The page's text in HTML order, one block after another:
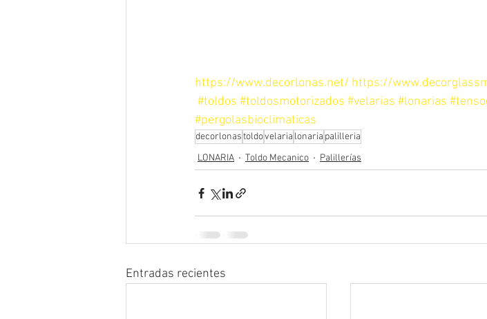
https://www.decorlonas.net/ https://
#toldos #toldosmotorizados #velarias #lonarias
#pergolasbioclimaticas
decorlonastoldovelaria lonaria palilleria
LONARIA
Toldo Mecanico Palillerías
Entradas recientes